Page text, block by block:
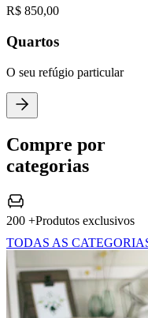
R$ 850,00
Quartos
O seu refúgio particular
Compre por
categorias
200 +Produtos exclusivos
TODAS AS